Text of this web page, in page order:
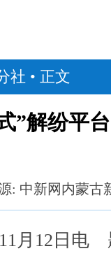
社 • 正文
”解纷平
: 中新网内蒙古
月12日电